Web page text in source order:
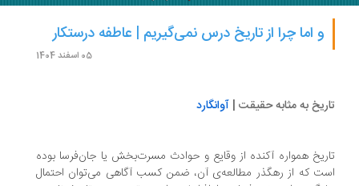
و اما چرا از تاریخ درس نمی‌گیریم | عاطفه درستکار
به مثابه‌ حقیقت |آوانگارد
همواره آکنده از وقایع و حوادث مسرت‌بخش یا جان‌فرسا بوده
که از رهگذر مطالعه‌ی آن، ضمن کسب آگاهی می‌توان احتمال